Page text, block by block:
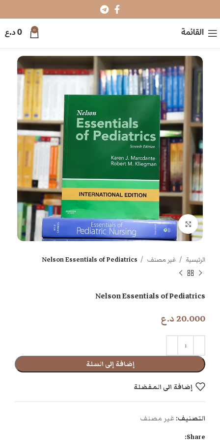
القائمة 0
0د.ع
اضغط للتكبير
الرئيسية غير مصنف Nelson Essentials of Pediatrics
Nelson Essentials of Pediatrics
20.000د.ع
إضافة إلى السلة
إضافة الى المفضلة
التصنيف: غير مصنف
Share: